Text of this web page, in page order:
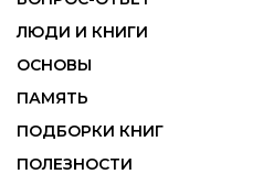
ЛЮДИ И КНИГИ
ОСНОВЫ
ПАМЯТЬ
ПОДБОРКИ КНИГ
ПОЛЕЗНОСТИ